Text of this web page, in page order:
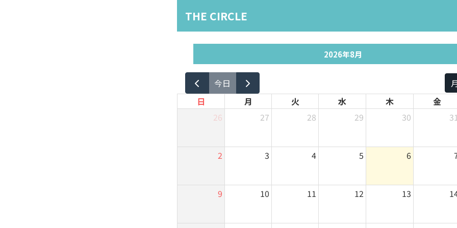
THE CIRCLE
2026年8月
今日
日
月 火 水 木 金
26
27 28 29 30 31
2 3 4 5 6
9 10 11 12 13